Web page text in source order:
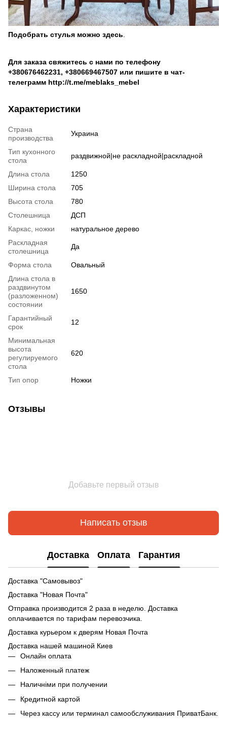
Подобрать стулья можно здесь
Для заказа свяжитесь с нами по телефону
+380676462231, +380669467507 или пишите в чат-
телеграмм http://t.me/meblaks_mebel
Характеристики
Страна
производства
Украина
Тип кухонного
стола
раздвижной|не раскладной|раскладной
Длина стола
1250
Ширина стола
705
Высота стола
780
Столешница
ДСП
Каркас, ножки
натуральное дерево
Раскладная
столешница
Да
Форма стола
Овальный
Длина стола в
раздвинутом
(разложенном)
состоянии
1650
Гарантийный
срок
12
Минимальная
высота
регулируемого
стола
620
Тип опор Ножки
Отзывы
Добавьте первый отзыв
Написать отзыв
Доставка Оплата Гарантия
Доставка "Самовывоз"
Доставка "Новая Почта"
Отправка производится 2 раза в неделю. Доставка
оплачивается по тарифам перевозчика.
Доставка курьером к дверям Новая Почта
Доставка нашей машиной Киев
Онлайн оплата
Наложенный платеж
Наличніми при получении
Кредитной картой
Через кассу или терминал самообслуживания ПриватБанк.